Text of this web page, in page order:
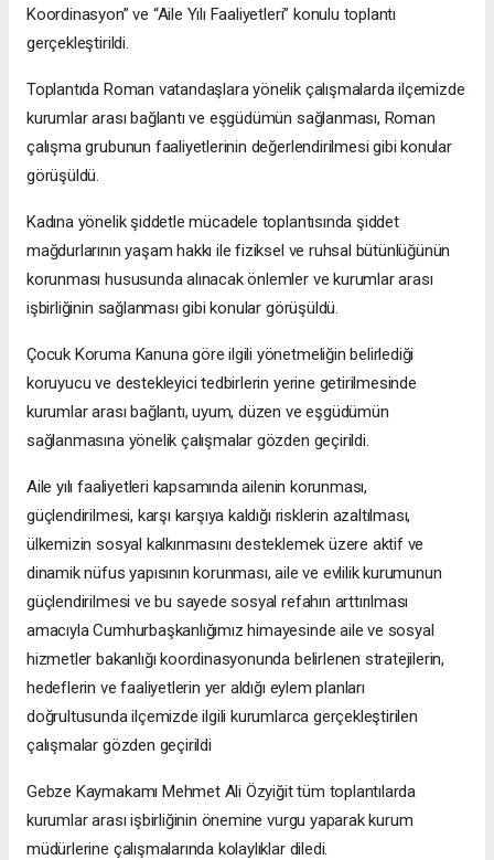
Koordinasyon” ve “Aile Yılı Faaliyetleri” konulu toplantı
gerçekleştirildi.
Toplantıda Roman vatandaşlara yönelik çalışmalarda ilçemizde
kurumlar arası bağlantı ve eşgüdümün sağlanması, Roman
çalışma grubunun faaliyetlerinin değerlendirilmesi gibi konular
görüşüldü.
Kadına yönelik şiddetle mücadele toplantısında şiddet
mağdurlarının yaşam hakkı ile fiziksel ve ruhsal bütünlüğünün
korunması hususunda alınacak önlemler ve kurumlar arası
işbirliğinin sağlanması gibi konular görüşüldü.
Çocuk Koruma Kanuna göre ilgili yönetmeliğin belirlediği
koruyucu ve destekleyici tedbirlerin yerine getirilmesinde
kurumlar arası bağlantı, uyum, düzen ve eşgüdümün
sağlanmasına yönelik çalışmalar gözden geçirildi.
Aile yılı faaliyetleri kapsamında ailenin korunması,
güçlendirilmesi, karşı karşıya kaldığı risklerin azaltılması,
ülkemizin sosyal kalkınmasını desteklemek üzere aktif ve
dinamik nüfus yapısının korunması, aile ve evlilik kurumunun
güçlendirilmesi ve bu sayede sosyal refahın arttırılması
amacıyla Cumhurbaşkanlığımız himayesinde aile ve sosyal
hizmetler bakanlığı koordinasyonunda belirlenen stratejilerin,
hedeflerin ve faaliyetlerin yer aldığı eylem planları
doğrultusunda ilçemizde ilgili kurumlarca gerçekleştirilen
çalışmalar gözden geçirildi
Gebze Kaymakamı Mehmet Ali Özyiğit tüm toplantılarda
kurumlar arası işbirliğinin önemine vurgu yaparak kurum
müdürlerine çalışmalarında kolaylıklar diledi.